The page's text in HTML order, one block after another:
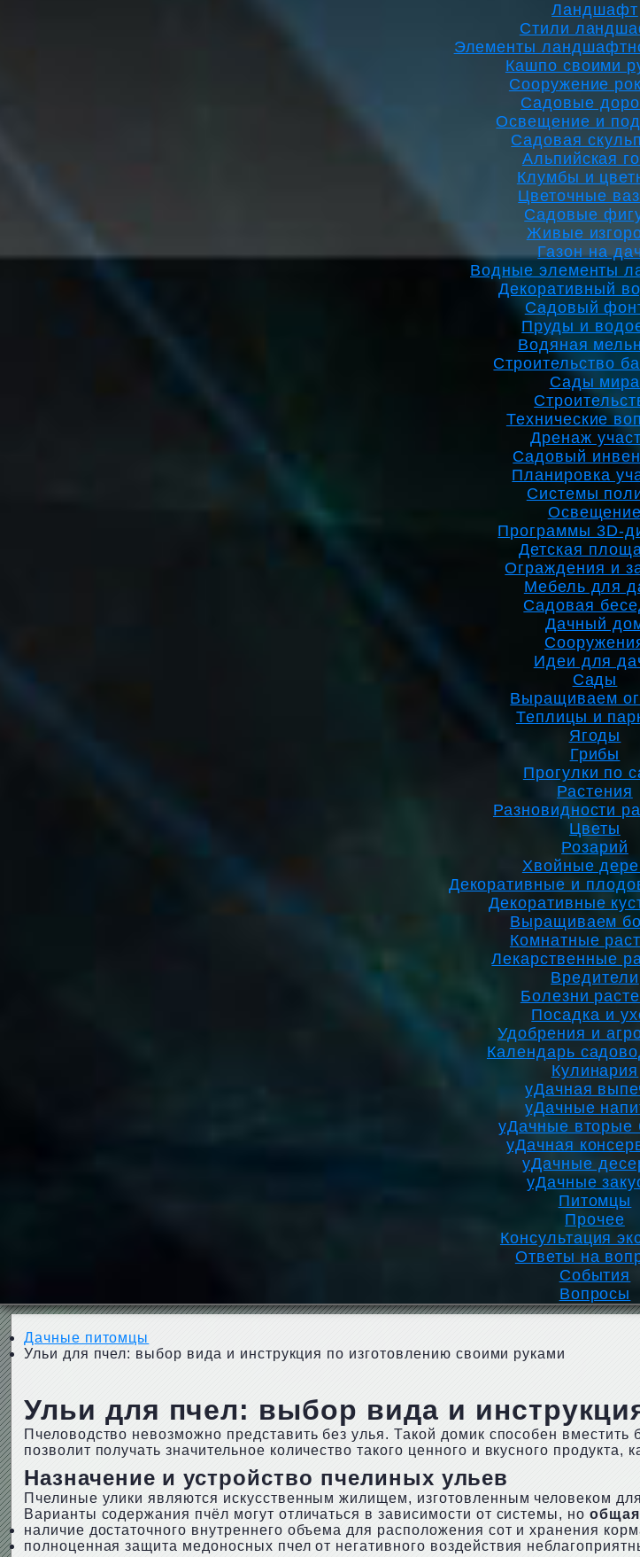
Ландшафт
Стили
Элементы
Кашпо своими
Сооружение
Садовые
Освещение и
Садовая
Альпийская
Клумбы и
Цветочные
Садовые
Живые
Газон на
Водные элементы
Декоративный
Садовый
Пруды и
Водяная
Строительство
Сады мира
Технические
Дренаж
Садовый
Планировка
Системы
Освещение
Программы 3D-
Детская
Ограждения и
Мебель для
Садовая
Дачный
Идеи для
Сады
Выращиваем
Теплицы и
Ягоды
Грибы
Прогулки по
Растения
Разновидности
Цветы
Розарий
Хвойные
Декоративные и
Декоративные
Выращиваем
Комнатные
Лекарственные
Вредители
Болезни
Посадка и
Удобрения и
Календарь
Кулинария
уДачная
уДачные
уДачные вторые
уДачная
уДачные
уДачные
Питомцы
Прочее
Консультация
Ответы на
События
Вопросы
Дачные питомцы
Ульи для пчел: выбор вида и инструкция по изготовлению своими руками
Ульи для пчел: выбор вида и
Пчеловодство невозможно представить без улья. Такой домик способен
позволит получать значительное количество такого ценного и вкусного продукта,
Назначение и устройство пчелиных ульев
Пчелиные улики являются искусственным жилищем, изготовленным человеком
Варианты содержания пчёл могут отличаться в зависимости от системы, нообщая
наличие достаточного внутреннего объема для расположения сот и хранения
полноценная защита медоносных пчел от негативного воздействия